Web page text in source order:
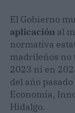
El Gobierno
aplicación al
normativa
madrileños no
2023 ni en
del año
Economía,
Hidalgo.